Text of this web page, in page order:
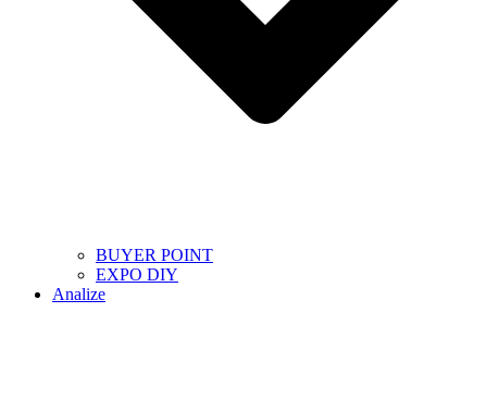
BUYER POINT
EXPO DIY
Analize